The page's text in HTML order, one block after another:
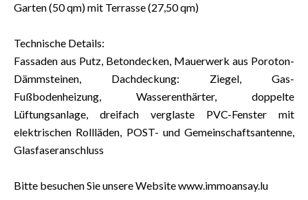
Garten (50 qm) mit Terrasse (27,50 qm)
Technische Details:
Fassaden aus Putz, Betondecken, Mauerwerk aus Poroton-
Dämmsteinen, Dachdeckung: Ziegel, Gas-
Fußbodenheizung, Wasserenthärter, doppelte
Lüftungsanlage, dreifach verglaste PVC-Fenster mit
elektrischen Rollläden, POST- und Gemeinschaftsantenne,
Glasfaseranschluss
Bitte besuchen Sie unsere Website www.immoansay.lu